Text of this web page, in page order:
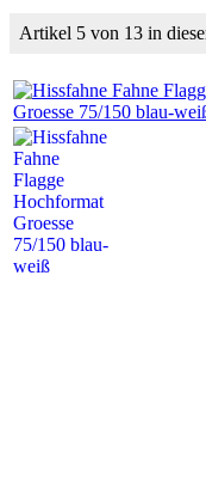
Artikel 5 von 13 in